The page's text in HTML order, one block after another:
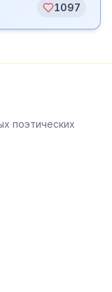
1097
поэтических